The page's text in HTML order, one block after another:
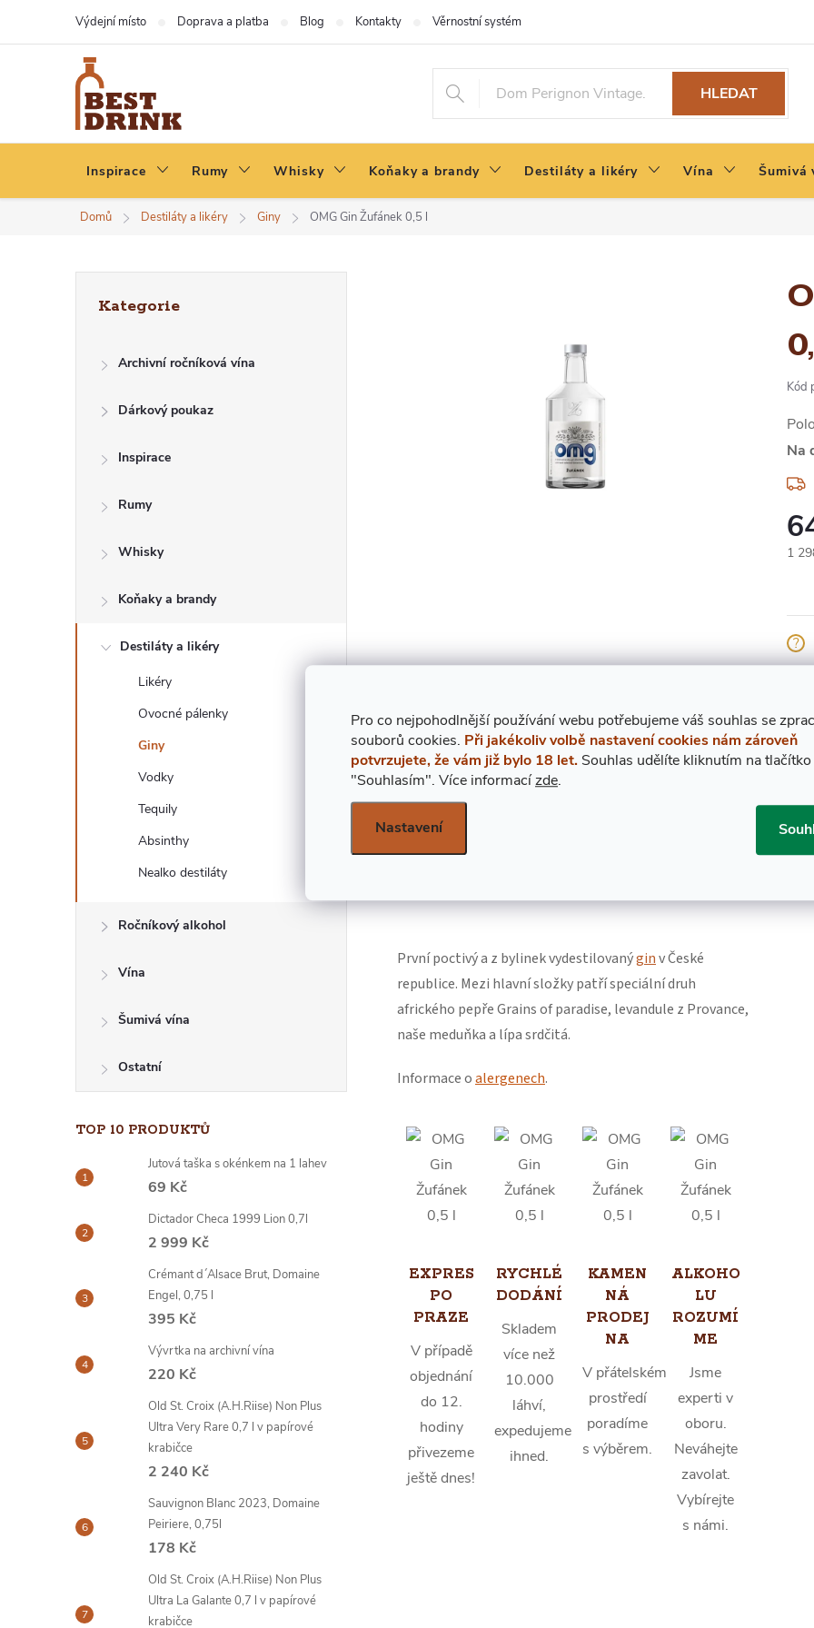
Pro co nejpohodlnější používání webu potřebujeme váš souhlas se
souborů cookies. Při jakékoliv volbě nastavení cookies nám zároveň
potvrzujete, že vám již bylo 18 let. Souhlas udělíte kliknutím na tlačítko
"Souhlasím". Více informacízde.
Nastavení
Výdejní místo Doprava a platba Blog Kontakty Věrnostní systém
HLEDAT
Inspirace Rumy Whisky Koňaky a brandy Destiláty a likéry Vína Šumivá
Domů Destiláty a likéry Giny OMG Gin Žufánek 0,5 l
kategorie
Kategorie
Archivní ročníková vína
Dárkový poukaz
Inspirace
Rumy
Whisky
Koňaky a brandy
Destiláty a likéry
Likéry
Ovocné pálenky
Giny
Vodky
Tequily
Absinthy
Nealko destiláty
Ročníkový alkohol
Vína
Šumivá vína
Ostatní
TOP 10 PRODUKTŮ
Jutová taška s okénkem na 1 lahev
69 Kč
Dictador Checa 1999 Lion 0,7l
2 999 Kč
Crémant d´Alsace Brut, Domaine
Engel, 0,75 l
395 Kč
Vývrtka na archivní vína
220 Kč
Old St. Croix (A.H.Riise) Non Plus
Ultra Very Rare 0,7 l v papírové
krabičce
2 240 Kč
Sauvignon Blanc 2023, Domaine
Peiriere, 0,75l
178 Kč
Old St. Croix (A.H.Riise) Non Plus
Ultra La Galante 0,7 l v papírové
krabičce
Kód
Na
1
POPIS PRODUKTU ZNAČKAŽUFÁNEK
DETAILNÍ POPIS
PRODUKTU
První poctivý a z bylinek vydestilovanýginv České
republice. Mezi hlavní složky patří speciální druh
afrického pepře Grains of paradise, levandule z Provance,
naše meduňka a lípa srdčitá.
Informace oalergenech.
EXPRES
PO
PRAZE
V případě
objednání
do 12.
hodiny
přivezeme
ještě dnes!
RYCHLÉ
DODÁNÍ
Skladem
více než
10.000
láhví,
expedujeme
ihned.
KAMEN
NÁ
PRODEJ
NA
V přátelském
prostředí
poradíme
s výběrem.
ALKOHO
LU
ROZUMÍ
ME
Jsme
experti v
oboru.
Neváhejte
zavolat.
Vybírejte
s námi.